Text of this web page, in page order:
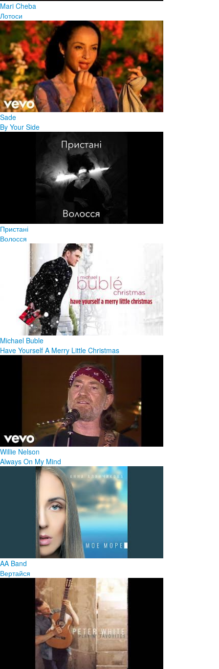
Mari Cheba
Лотоси
Sade
By Your Side
Пристані
Волосся
Michael Buble
Have Yourself A Merry Little Christmas
Willie Nelson
Always On My Mind
AA Band
Вертайся